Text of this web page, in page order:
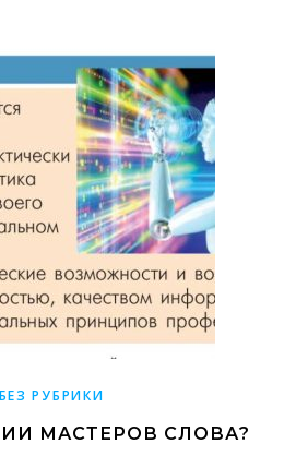
БЕЗ РУБРИКИ
МАСТЕРОВ СЛОВА?